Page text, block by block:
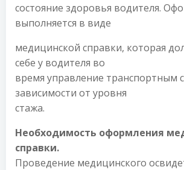
состояние здоровья водителя.
выполняется в виде
медицинской справки, которая
себе у водителя во
время управление транспортным
зависимости от уровня
стажа.
Необходимость оформления
справки.
Проведение медицинского